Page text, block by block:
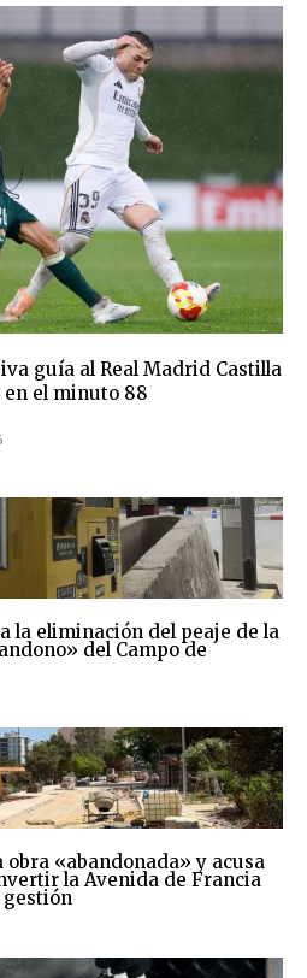
guía al Real Madrid Castilla
en el minuto 88
la eliminación del peaje de la
del Campo de
«abandonada» y acusa
la Avenida de Francia
gestión